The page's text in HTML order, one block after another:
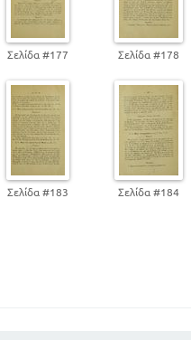
Σελίδα #177 Σελίδα #178
Σελίδα #183 Σελίδα #184